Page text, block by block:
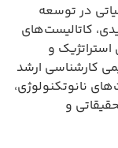
در توسعه
کاتالیست‌های
و
کارشناسی ارشد
نانوتکنولوژی،
و